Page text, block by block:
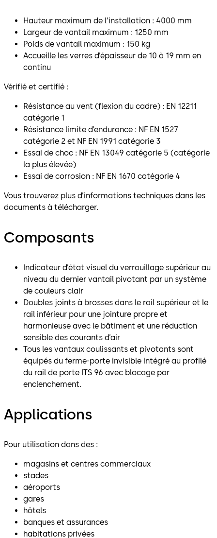
Hauteur maximum de l’installation : 4000 mm
Largeur de vantail maximum : 1250 mm
Poids de vantail maximum : 150 kg
Accueille les verres d’épaisseur de 10 à 19 mm en
continu
Vérifié et certifié :
Résistance au vent (flexion du cadre) : EN 12211
catégorie 1
Résistance limite d’endurance : NF EN 1527
catégorie 2 et NF EN 1991 catégorie 3
Essai de choc : NF EN 13049 catégorie 5 (catégorie
la plus élevée)
Essai de corrosion : NF EN 1670 catégorie 4
Vous trouverez plus d’informations techniques dans les
documents à télécharger.
Composants
Indicateur d’état visuel du verrouillage supérieur au
niveau du dernier vantail pivotant par un système
de couleurs clair
Doubles joints à brosses dans le rail supérieur et le
rail inférieur pour une jointure propre et
harmonieuse avec le bâtiment et une réduction
sensible des courants d’air
Tous les vantaux coulissants et pivotants sont
équipés du ferme-porte invisible intégré au profilé
du rail de porte ITS 96 avec blocage par
enclenchement.
Applications
Pour utilisation dans des :
magasins et centres commerciaux
stades
aéroports
gares
hôtels
banques et assurances
habitations privées